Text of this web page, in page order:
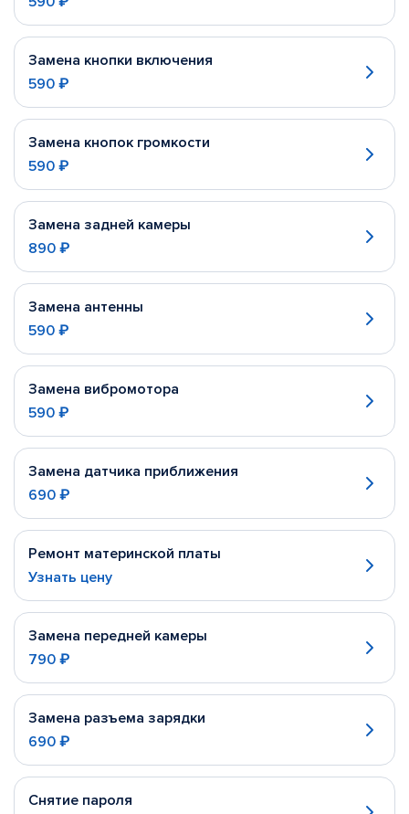
Замена кнопки включения
590 ₽
Замена кнопок громкости
590 ₽
Замена задней камеры
890 ₽
Замена антенны
590 ₽
Замена вибромотора
590 ₽
Замена датчика приближения
690 ₽
Ремонт материнской платы
Узнать цену
Замена передней камеры
790 ₽
Замена разъема зарядки
690 ₽
Снятие пароля